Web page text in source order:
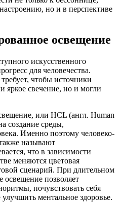
но и в перспективе
освещение
искусственного
для человечества.
чтобы источники
яркое свечение, но и могли
или HCL (англ. Human
создание среды,
Именно поэтому человеко-
называют
что в зависимости
меняются цветовая
сценарий. При длительном
позволяет
почувствовать себя
ментальное здоровье.